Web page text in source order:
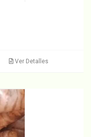
Ver Detalles